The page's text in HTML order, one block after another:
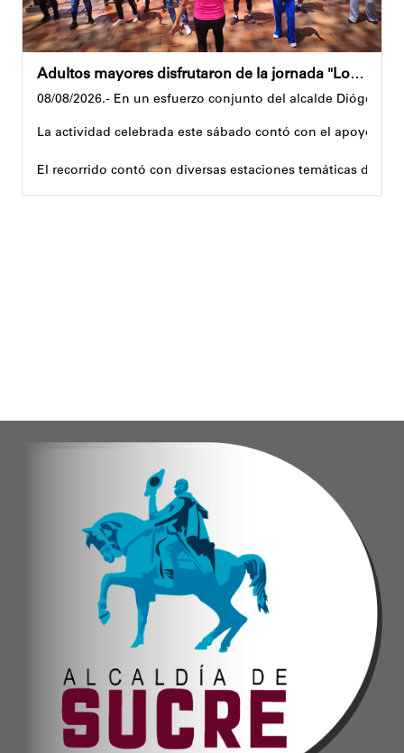
Adultos mayores disfrutaron de la jornada "Los abuelos ríen, Venezuela ríe"
08/08/2026.- En un esfuerzo conjunto del alcalde
La actividad celebrada este sábado contó con el apoyo
El recorrido contó con diversas estaciones temáticas